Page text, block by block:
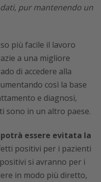
pur mantenendo un
più facile il lavoro
a una migliore
di accedere alla
così la base
e diagnosi,
sono in un altro paese.
potrà essere evitata la
positivi per i pazienti
si avranno per i
in modo più diretto,